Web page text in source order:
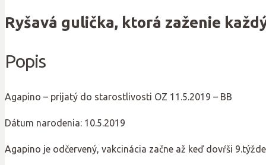
Ryšavá gulička, ktorá zaženie
Popis
Agapino – prijatý do starostlivosti OZ 11.5.2019 – BB
Dátum narodenia: 10.5.2019
Agapino je odčervený, vakcinácia začne až keď dovŕši